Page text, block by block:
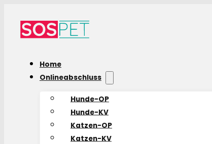
Home
Onlineabschluss
Hunde-OP
Hunde-KV
Katzen-OP
Katzen-KV